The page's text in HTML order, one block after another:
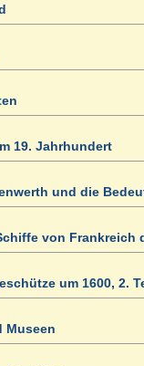
19. Jahrhundert
und die
von Frankreich
um 1600, 2.
Museen